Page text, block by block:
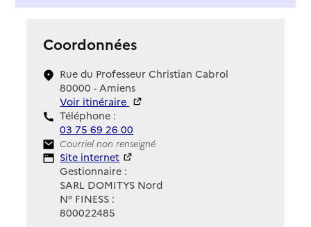
Coordonnées
Rue du Professeur Christian Cabrol
80000 - Amiens
Voir itinéraire
Téléphone :
03 75 69 26 00
Contact
Courriel non renseigné
Site Internet
Site internet
Gestionnaire :
SARL DOMITYS Nord
N° FINESS :
800022485